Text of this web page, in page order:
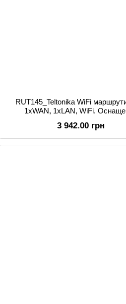
RUT145_Teltonika WiFi
1xWAN, 1xLAN, WiFi.
3 942.00 грн